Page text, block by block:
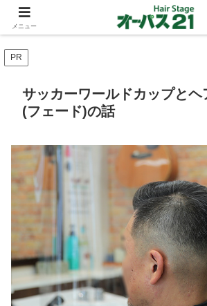
ショートカットとボブスタイルのお客様が多い東大
太話
PR
サッカーワールドカップとヘ
(フェード)の話
メニュー